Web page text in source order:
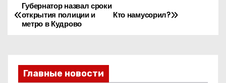
Н
а
Кто намусорил?
Губернатор назвал сроки
открытия полиции и
метро в Кудрово
Главные новости